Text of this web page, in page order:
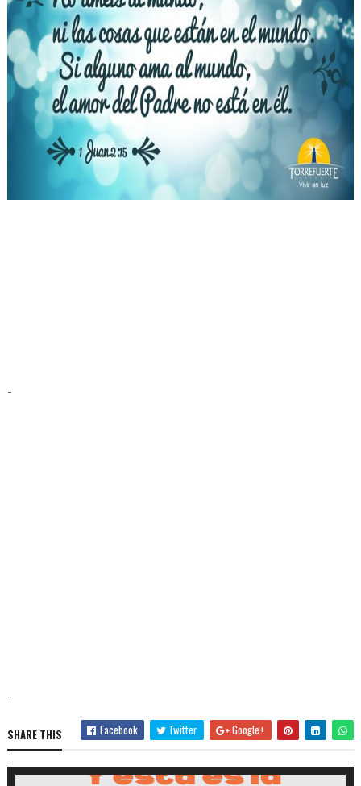
-
-
SHARE THIS Facebook Twitter Google+